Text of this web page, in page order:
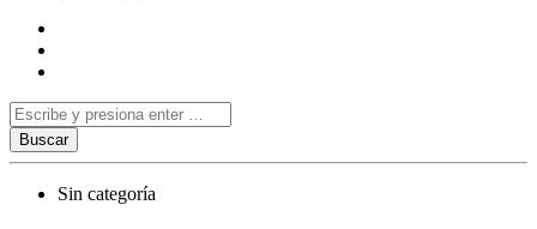
Sin categoría